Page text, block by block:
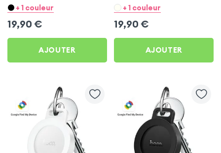
Hoco Blanc pour
10.1
+ 1 couleur
19,90 €
AJOUTER
Hoco Noir pour Samsung
+ 1 couleur
19,90 €
AJOUTER